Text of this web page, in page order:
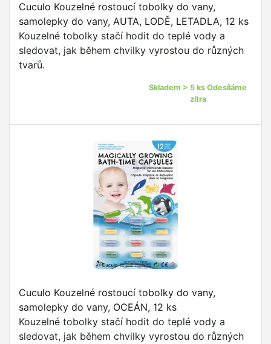
Cuculo Kouzelné rostoucí tobolky do vany,
samolepky do vany, AUTA, LODĚ, LETADLA, 12 ks
Kouzelné tobolky stačí hodit do teplé vody a
sledovat, jak během chvilky vyrostou do různých
tvarů.
Skladem > 5 ks Odesíláme
zítra
Cuculo Kouzelné rostoucí tobolky do vany,
samolepky do vany, OCEÁN, 12 ks
Kouzelné tobolky stačí hodit do teplé vody a
sledovat, jak během chvilky vyrostou do různých